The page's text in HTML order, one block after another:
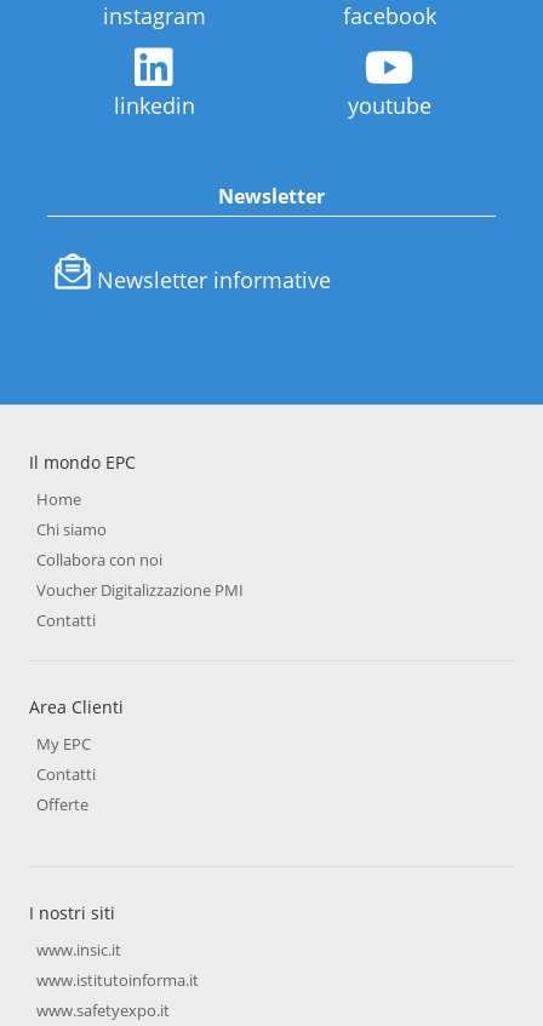
instagram facebook
linkedin youtube
Newsletter
Newsletter informative
Il mondo EPC
Home
Chi siamo
Collabora con noi
Voucher Digitalizzazione PMI
Contatti
Area Clienti
My EPC
Contatti
Offerte
I nostri siti
www.insic.it
www.istitutoinforma.it
www.safetyexpo.it